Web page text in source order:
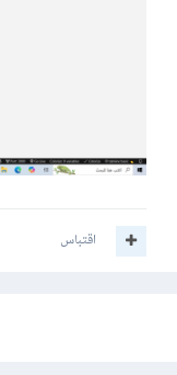
اقتباس